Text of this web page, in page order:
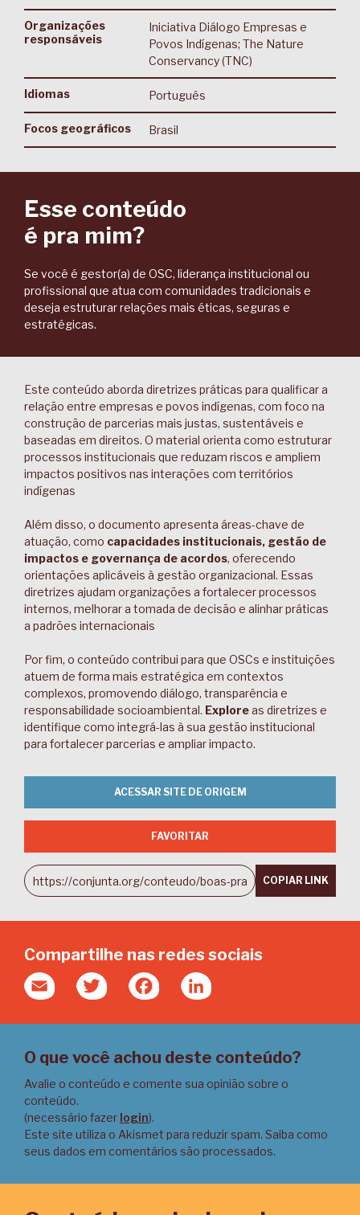
Organizações
responsáveis
Iniciativa Diálogo Empresas e
Povos Indígenas; The Nature
Conservancy (TNC)
Idiomas Português
Focos geográficos Brasil
Esse conteúdo
é pra mim?
Se você é gestor(a) de OSC, liderança institucional ou
profissional que atua com comunidades tradicionais e
deseja estruturar relações mais éticas, seguras e
estratégicas.
Este conteúdo aborda diretrizes práticas para qualificar a
relação entre empresas e povos indígenas, com foco na
construção de parcerias mais justas, sustentáveis e
baseadas em direitos. O material orienta como estruturar
processos institucionais que reduzam riscos e ampliem
impactos positivos nas interações com territórios
indígenas
Além disso, o documento apresenta áreas-chave de
atuação, como capacidades institucionais, gestão de
impactos e governança de acordos, oferecendo
orientações aplicáveis à gestão organizacional. Essas
diretrizes ajudam organizações a fortalecer processos
internos, melhorar a tomada de decisão e alinhar práticas
a padrões internacionais
Por fim, o conteúdo contribui para que OSCs e instituições
atuem de forma mais estratégica em contextos
complexos, promovendo diálogo, transparência e
responsabilidade socioambiental. Exploreas diretrizes e
identifique como integrá-las à sua gestão institucional
para fortalecer parcerias e ampliar impacto.
ACESSAR SITE DE ORIGEM
FAVORITAR
COPIAR LINK
Compartilhe nas redes sociais
Email Twitter FacebookLinkedIn
O que você achou deste conteúdo?
Avalie o conteúdo e comente sua opinião sobre o
conteúdo.
(necessário fazer login).
Este site utiliza o Akismet para reduzir spam. Saiba como
seus dados em comentários são processados.